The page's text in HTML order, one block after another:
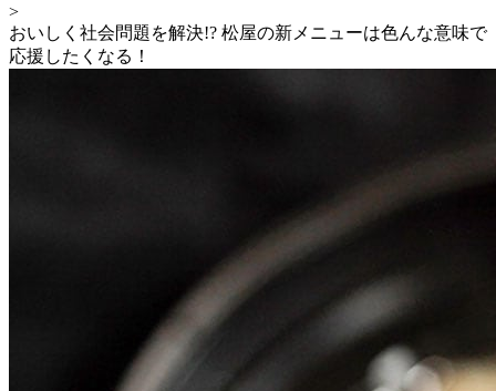
>
おいしく社会問題を解決!? 松屋の新メニューは色んな意味で
応援したくなる！